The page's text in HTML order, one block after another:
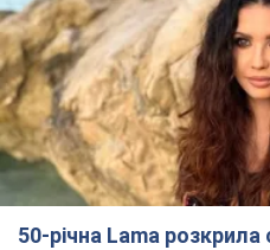
50-річна Lama